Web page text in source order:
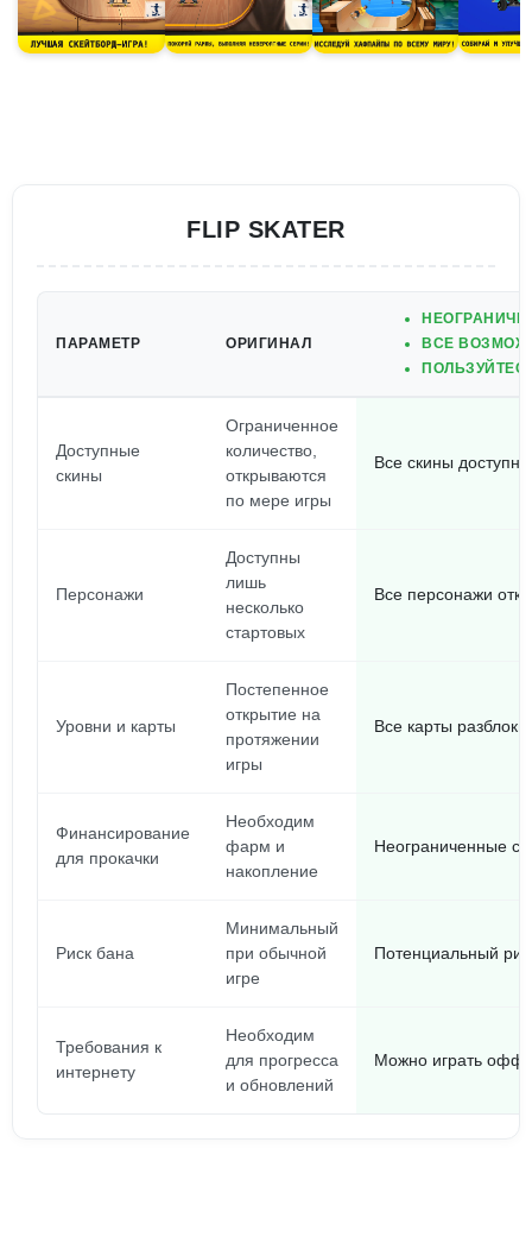
FLIP SKATER
ПАРАМЕТР ОРИГИНАЛ
ВСЕ
Доступные
скины
Ограниченное
количество,
открываются
по мере игры
Все скины
Персонажи
Доступны
лишь
несколько
стартовых
Все персонажи
Уровни и карты
Постепенное
открытие на
протяжении
игры
Все карты
Финансирование
для прокачки
Необходим
фарм и
накопление
Неограниченные
Риск бана
Минимальный
при обычной
игре
Потенциальный
Требования к
интернету
Необходим
для прогресса
и обновлений
Можно играть